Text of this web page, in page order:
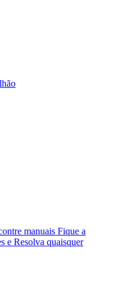
manuais Fique a
e Resolva quaisquer